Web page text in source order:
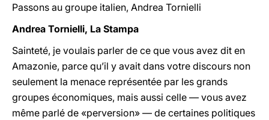
Passons au groupe italien, Andrea Tornielli
Andrea Tornielli, La Stampa
Sainteté, je voulais parler de ce que vous avez dit en
Amazonie, parce qu’il y avait dans votre discours non
seulement la menace représentée par les grands
groupes économiques, mais aussi celle — vous avez
même parlé de «perversion» — de certaines politiques